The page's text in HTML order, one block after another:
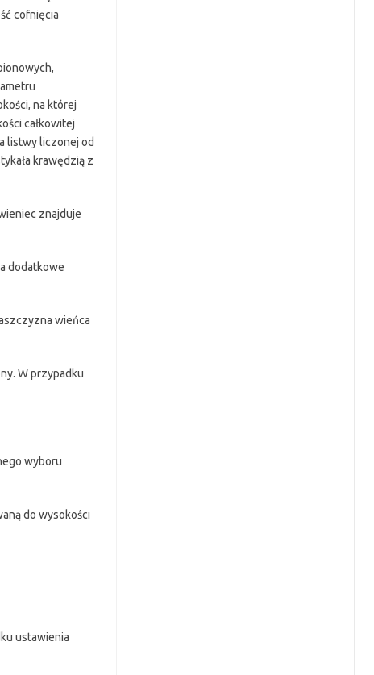
cofnięcia
na której
całkowitej
listwy liczonej od
krawędzią z
znajduje
dodatkowe
wieńca
W przypadku
wyboru
do wysokości
ustawienia